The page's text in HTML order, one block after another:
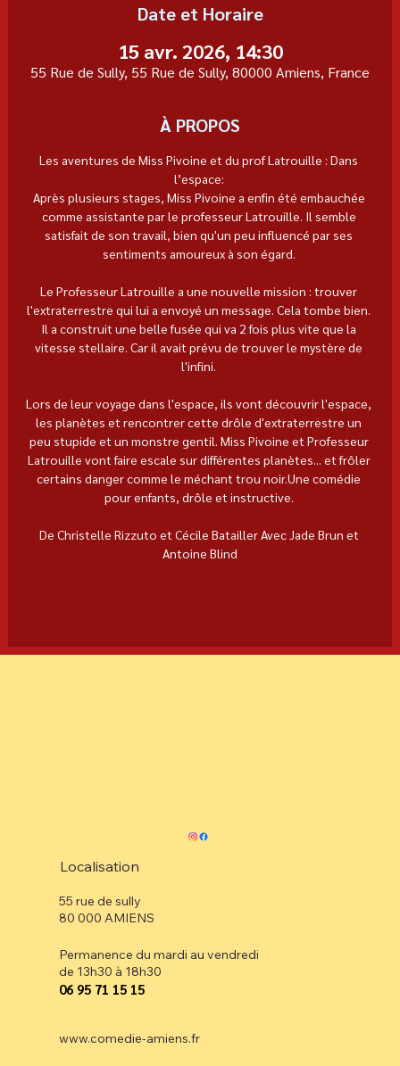
Date et Horaire
15 avr. 2026, 14:30
55 Rue de Sully, 55 Rue de Sully, 80000 Amiens, France
À PROPOS
Les aventures de Miss Pivoine et du prof Latrouille : Dans
l’espace:
Après plusieurs stages, Miss Pivoine a enfin été embauchée
comme assistante par le professeur Latrouille. Il semble
satisfait de son travail, bien qu'un peu influencé par ses
sentiments amoureux à son égard.
Le Professeur Latrouille a une nouvelle mission : trouver
l'extraterrestre qui lui a envoyé un message. Cela tombe bien.
Il a construit une belle fusée qui va 2 fois plus vite que la
vitesse stellaire. Car il avait prévu de trouver le mystère de
l'infini.
Lors de leur voyage dans l'espace, ils vont découvrir l'espace,
les planètes et rencontrer cette drôle d'extraterrestre un
peu stupide et un monstre gentil. Miss Pivoine et Professeur
Latrouille vont faire escale sur différentes planètes... et frôler
certains danger comme le méchant trou noir.Une comédie
pour enfants, drôle et instructive.
De Christelle Rizzuto et Cécile Batailler Avec Jade Brun et
Antoine Blind
Localisation
55 rue de sully
80 000 AMIENS
Permanence du mardi au vendredi
de 13h30 à 18h30
⁠06 95 71 15 15
www.comedie-amiens.fr